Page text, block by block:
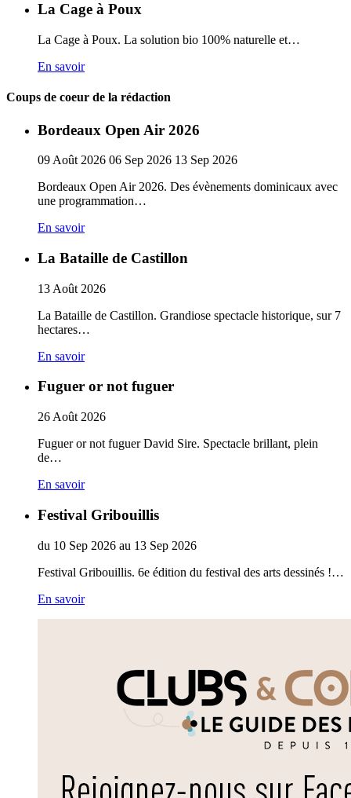
La Cage à Poux
La Cage à Poux. La solution bio 100% naturelle et…
En savoir
Coups de coeur de la rédaction
Bordeaux Open Air 2026
09 Août 2026 06 Sep 2026 13 Sep 2026
Bordeaux Open Air 2026. Des évènements dominicaux avec
une programmation…
En savoir
La Bataille de Castillon
13 Août 2026
La Bataille de Castillon. Grandiose spectacle historique, sur 7
hectares…
En savoir
Fuguer or not fuguer
26 Août 2026
Fuguer or not fuguer David Sire. Spectacle brillant, plein
de…
En savoir
Festival Gribouillis
du 10 Sep 2026 au 13 Sep 2026
Festival Gribouillis. 6e édition du festival des arts dessinés !…
En savoir